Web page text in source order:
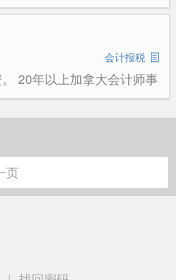
会计报税
20年以上加拿大会计师事
页